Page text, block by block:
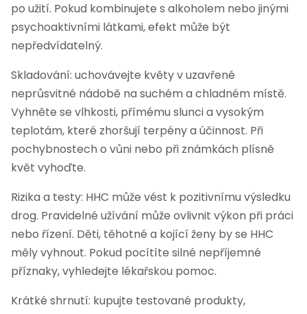
po užití. Pokud kombinujete s alkoholem nebo jinými
psychoaktivními látkami, efekt může být
nepředvídatelný.
Skladování: uchovávejte květy v uzavřené
neprůsvitné nádobě na suchém a chladném místě.
Vyhněte se vlhkosti, přímému slunci a vysokým
teplotám, které zhoršují terpény a účinnost. Při
pochybnostech o vůni nebo při známkách plísně
květ vyhoďte.
Rizika a testy: HHC může vést k pozitivnímu výsledku
drog. Pravidelné užívání může ovlivnit výkon při práci
nebo řízení. Děti, těhotné a kojící ženy by se HHC
měly vyhnout. Pokud pocítíte silné nepříjemné
příznaky, vyhledejte lékařskou pomoc.
Krátké shrnutí: kupujte testované produkty,